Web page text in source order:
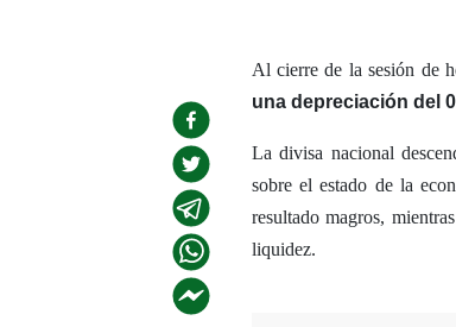
Al cierre de la sesión de
una depreciación del
La divisa nacional
sobre el estado de la
resultado magros,
liquidez.